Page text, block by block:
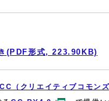
(PDF形式, 223.90KB)
CC（クリエイティブコモン